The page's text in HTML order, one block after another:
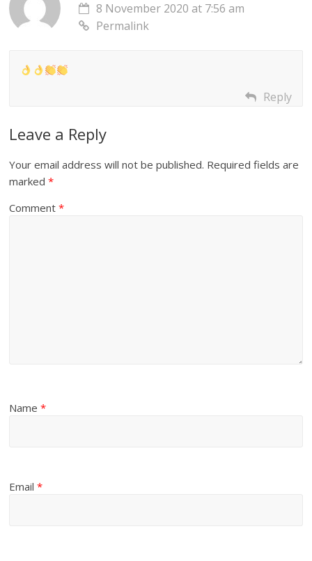
8 November 2020 at 7:56 am
Permalink
Reply
Leave a Reply
Your email address will not be published. Required fields are
marked*
Comment*
Name*
Email*